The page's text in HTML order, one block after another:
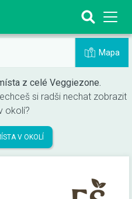
Mapa
z celé Veggiezone.
si radši nechat zobrazit
okolí?
V OKOLÍ